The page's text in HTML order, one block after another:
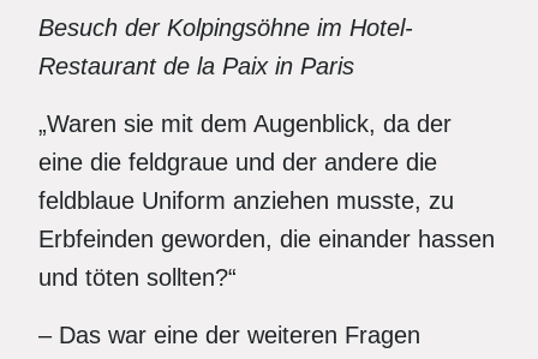
Besuch der Kolpingsöhne im Hotel-
Restaurant de la Paix in Paris
„Waren sie mit dem Augenblick, da der
eine die feldgraue und der andere die
feldblaue Uniform anziehen musste, zu
Erbfeinden geworden, die einander hassen
und töten sollten?“
– Das war eine der weiteren Fragen